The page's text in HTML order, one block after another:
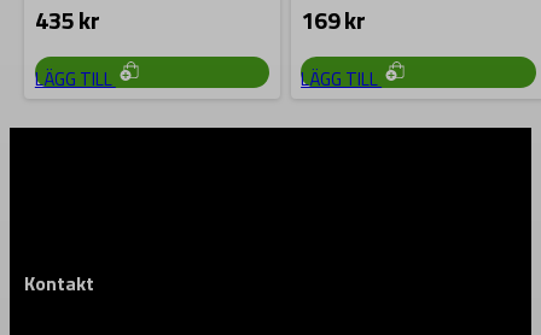
435kr
LÄGG TILL
mycket…
169kr
LÄGG TILL
Kontakt